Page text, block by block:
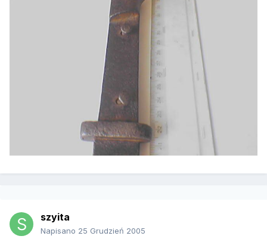
szyita
Napisano 25 Grudzień 2005